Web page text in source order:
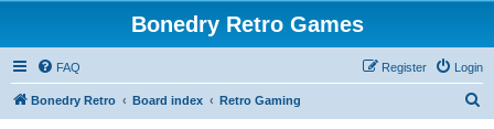
Bonedry Retro Games
FAQ Login
Register
Bonedry Retro Board index Retro Gaming